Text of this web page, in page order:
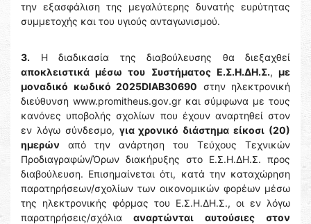
την εξασφάλιση της μεγαλύτερης δυνατής ευρύτητας
συμμετοχής και του υγιούς ανταγωνισμού.
3. Η διαδικασία της διαβούλευσης θα διεξαχθεί
αποκλειστικά μέσω του Συστήματος Ε.Σ.Η.ΔΗ.Σ., με
μοναδικό κωδικό 2025DIAB30690 στην ηλεκτρονική
διεύθυνση www.promitheus.gov.gr και σύμφωνα με τους
κανόνες υποβολής σχολίων που έχουν αναρτηθεί στον
εν λόγω σύνδεσμο, για χρονικό διάστημα είκοσι (20)
ημερών από την ανάρτηση του Τεύχους Τεχνικών
Προδιαγραφών/Όρων διακήρυξης στο Ε.Σ.Η.ΔΗ.Σ. προς
διαβούλευση. Επισημαίνεται ότι, κατά την καταχώρηση
παρατηρήσεων/σχολίων των οικονομικών φορέων μέσω
της ηλεκτρονικής φόρμας του Ε.Σ.Η.ΔΗ.Σ., οι εν λόγω
παρατηρήσεις/σχόλια αναρτώνται αυτούσιες
στον